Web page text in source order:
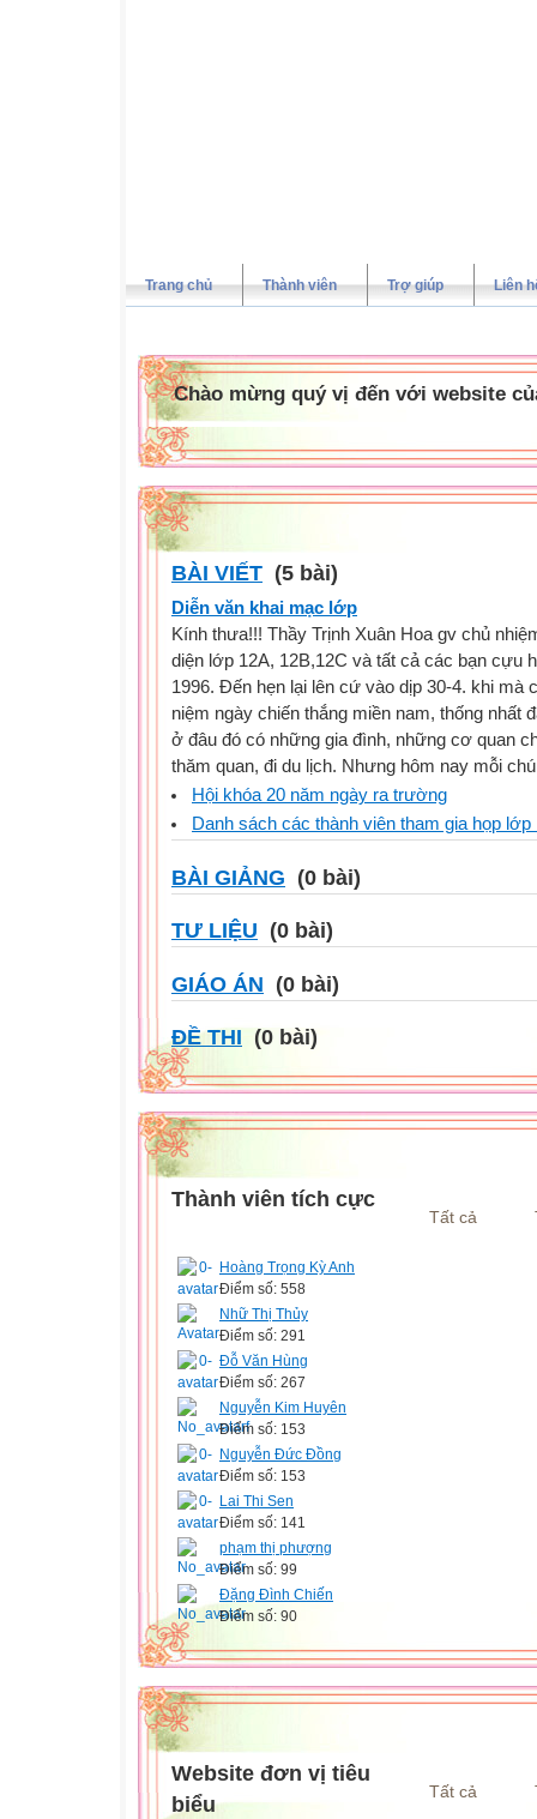
Trang chủ Thành viên Trợ giúp Liên
Chào mừng quý vị đến với website
BÀI VIẾT (5 bài)
Diễn văn khai mạc lớp
Kính thưa!!! Thầy Trịnh Xuân Hoa gv chủ
diện lớp 12A, 12B,12C và tất cả các bạn cựu
1996. Đến hẹn lại lên cứ vào dịp 30-4. khi mà
niệm ngày chiến thắng miền nam, thống nhất
ở đâu đó có những gia đình, những cơ quan
thăm quan, đi du lịch. Nhưng hôm nay mỗi
Hội khóa 20 năm ngày ra trường
Danh sách các thành viên tham gia họp lớp
BÀI GIẢNG (0 bài)
TƯ LIỆU (0 bài)
GIÁO ÁN (0 bài)
ĐỀ THI (0 bài)
Tất cả
Thành viên tích cực
Hoàng Trọng Kỳ Anh
Điểm số: 558
Nhữ Thị Thủy
Điểm số: 291
Đỗ Văn Hùng
Điểm số: 267
Nguyễn Kim Huyên
Điểm số: 153
Nguyễn Đức Đồng
Điểm số: 153
Lai Thi Sen
Điểm số: 141
phạm thị phượng
Điểm số: 99
Đặng Đình Chiến
Điểm số: 90
Tất cả
Website đơn vị tiêu
biểu